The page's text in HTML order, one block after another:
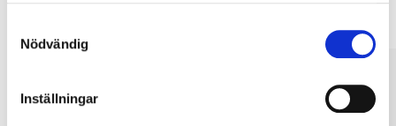
Nödvändig
Inställningar